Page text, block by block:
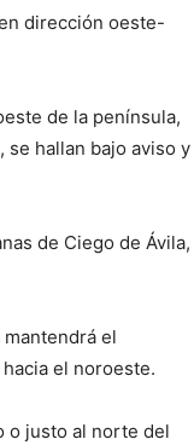
dirección oeste-
de la península,
se hallan bajo aviso y
de Ciego de Ávila,
el
el noroeste.
o justo al norte del